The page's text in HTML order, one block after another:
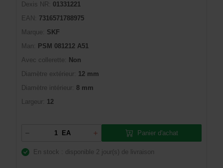
Dexis NR:
01331221
EAN:
7316571788975
Marque:
SKF
Man:
PSM 081212 A51
Avec collerette:
Non
Diamètre extérieur: 12 mm
Diamètre intérieur: 8 mm
Largeur: 12
EA Panier d'achat
En stock : disponible 2 jour(s) de livraison